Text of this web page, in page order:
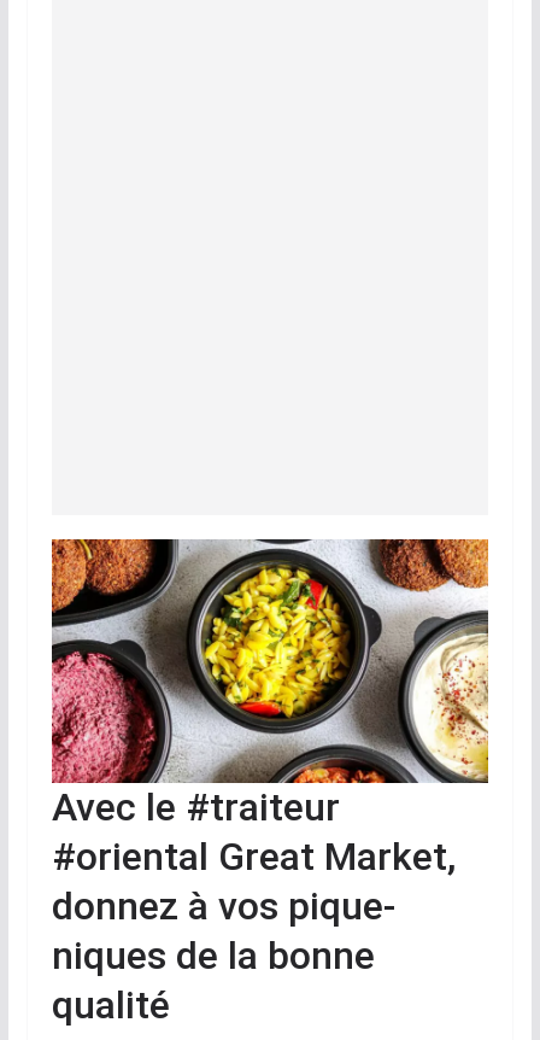
Avec le #traiteur
#oriental Great Market,
donnez à vos pique-
niques de la bonne
qualité